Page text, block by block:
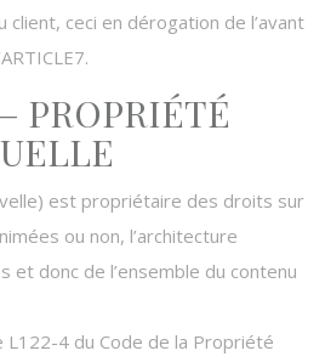
client, ceci en dérogation de l’avant
PROPRIÉTÉ
est propriétaire des droits sur
ou non, l’architecture
et donc de l’ensemble du contenu
L122-4 du Code de la Propriété